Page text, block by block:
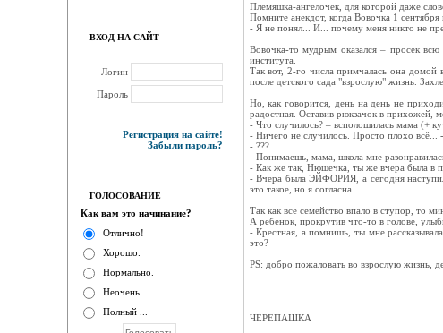
ВХОД НА САЙТ
Логин
Пароль
Регистрация на сайте!
Забыли пароль?
ГОЛОСОВАНИЕ
Как вам это начинание?
Отлично!
Хорошо.
Нормально.
Неочень.
Полный ...
Племяшка-ангелочек, для которой даже
Помните анекдот, когда Вовочка 1
- Я не понял... И... почему меня никто не
Вовочка-то мудрым оказался – просек
института.
Так вот, 2-го числа примчалась она домой
после детского сада "взрослую" жизнь.
Но, как говорится, день на день не
радостная. Оставив рюкзачок в прихожей,
- Что случилось? – всполошилась мама (+
- Ничего не случилось. Просто плохо всё...
- ???
- Понимаешь, мама, школа мне
- Как же так, Нюшечка, ты же вчера была в
- Вчера была ЭЙФОРИЯ, а сегодня
это такое, но я согласна.
Так как все семейство впало в ступор, то
А ребенок, прокрутив что-то в голове,
- Крестная, а помнишь, ты мне
это?
PS: добро пожаловать во взрослую жизнь,
ЧЕРЕПАШКА